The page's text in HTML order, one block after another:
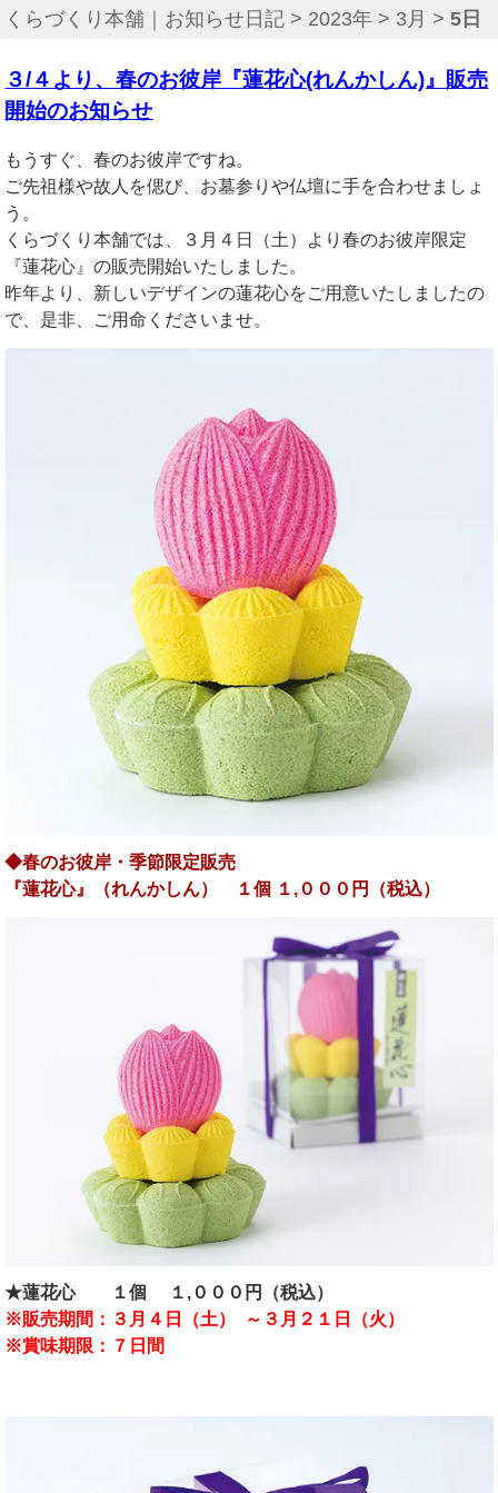
くらづくり本舗｜お知らせ日記 > 2023年 > 3月 >5日
３/４より、春のお彼岸『蓮花心(れんかしん)』販売
開始のお知らせ
もうすぐ、春のお彼岸ですね。
ご先祖様や故人を偲び、 お墓参りや仏壇に手を合わせましょ
う。
くらづくり本舗では、３月４日（土）より春のお彼岸限定
『蓮花心』の販売開始いたしました。
昨年より、新しいデザインの蓮花心をご用意いたしましたの
で、 是非、ご用命くださいませ。
◆春のお彼岸・季節限定販売
『蓮花心』
（れんかしん） １個 １,０００円（税込）
★蓮花心 １個 １,０００円（税込）
※販売期間： ３月４日（土） ～３月２１日（火）
※賞味期限：７日間